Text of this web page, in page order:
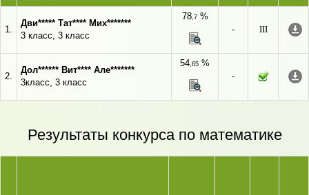
1.
Дви***** Тат**** Мих*******
3 класс, 3 класс
78,7%
-
III
2.
Дол****** Вит**** Але*******
3класс, 3 класс
54,65 %
-
Результаты конкурса по математике